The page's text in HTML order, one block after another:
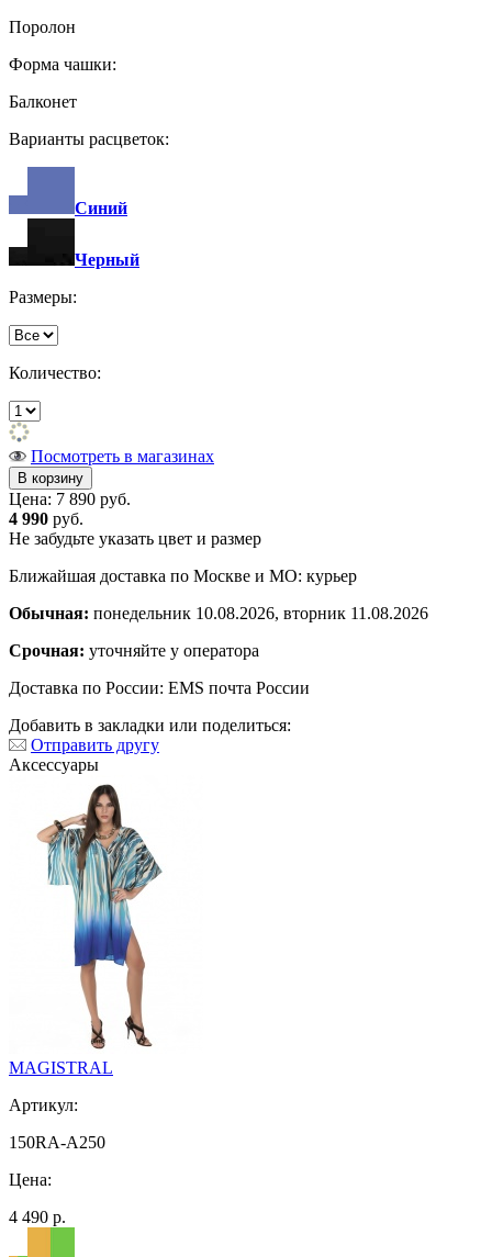
Поролон
Форма чашки:
Балконет
Варианты расцветок:
Синий
Черный
Размеры:
Количество:
Посмотреть в магазинах
Цена: 7 890 руб.
4 990 руб.
Не забудьте указать цвет и размер
Ближайшая доставка по Москве и МО: курьер
Обычная: понедельник 10.08.2026, вторник 11.08.2026
Срочная: уточняйте у оператора
Доставка по России: EMS почта России
Добавить в закладки или поделиться:
Отправить другу
Аксессуары
MAGISTRAL
Артикул:
150RA-A250
Цена:
4 490 р.